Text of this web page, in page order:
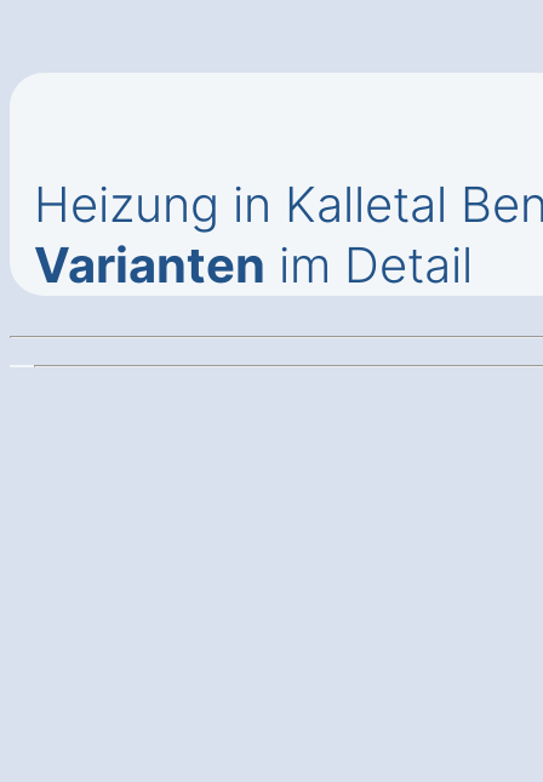
Heizung in Kalletal
Varianten im Detail